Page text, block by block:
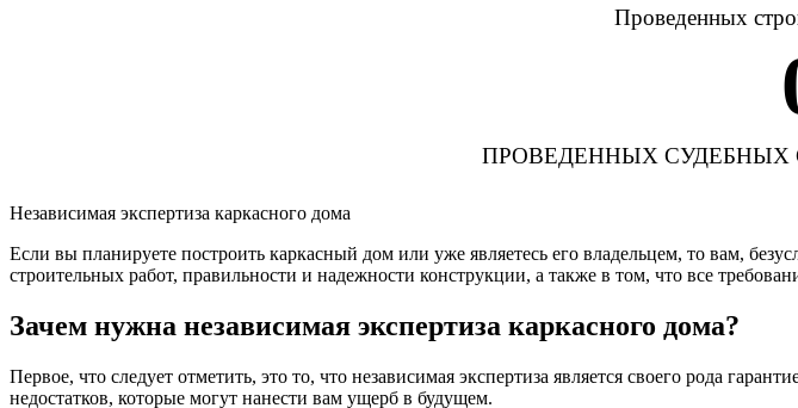
Проведенных
ПРОВЕДЕННЫХ СУДЕБНЫХ
Независимая экспертиза каркасного дома
Если вы планируете построить каркасный дом или уже являетесь его владельцем, то вам,
строительных работ, правильности и надежности конструкции, а также в том, что все
Зачем нужна независимая экспертиза каркасного дома?
Первое, что следует отметить, это то, что независимая экспертиза является своего рода
недостатков, которые могут нанести вам ущерб в будущем.